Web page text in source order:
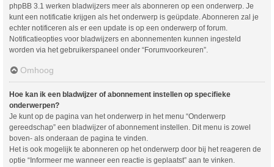
phpBB 3.1 werken bladwijzers meer als abonneren op een onderwerp. Je
kunt een notificatie krijgen als het onderwerp is geüpdate. Abonneren zal je
echter notificeren als er een update is op een onderwerp of forum.
Notificatieopties voor bladwijzers en abonnementen kunnen ingesteld
worden via het gebruikerspaneel onder “Forumvoorkeuren”.
Omhoog
Hoe kan ik een bladwijzer of abonnement instellen op specifieke
onderwerpen?
Je kunt op de pagina van het onderwerp in het menu “Onderwerp
gereedschap” een bladwijzer of abonnement instellen. Dit menu is zowel
boven- als onderaan de pagina te vinden.
Het is ook mogelijk te abonneren op het onderwerp door bij het reageren de
optie “Informeer me wanneer een reactie is geplaatst” aan te vinken.